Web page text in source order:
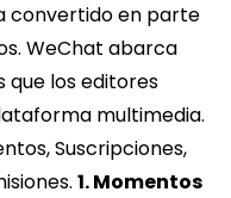
convertido en parte
WeChat abarca
que los editores
multimedia.
Suscripciones,
1. Momentos